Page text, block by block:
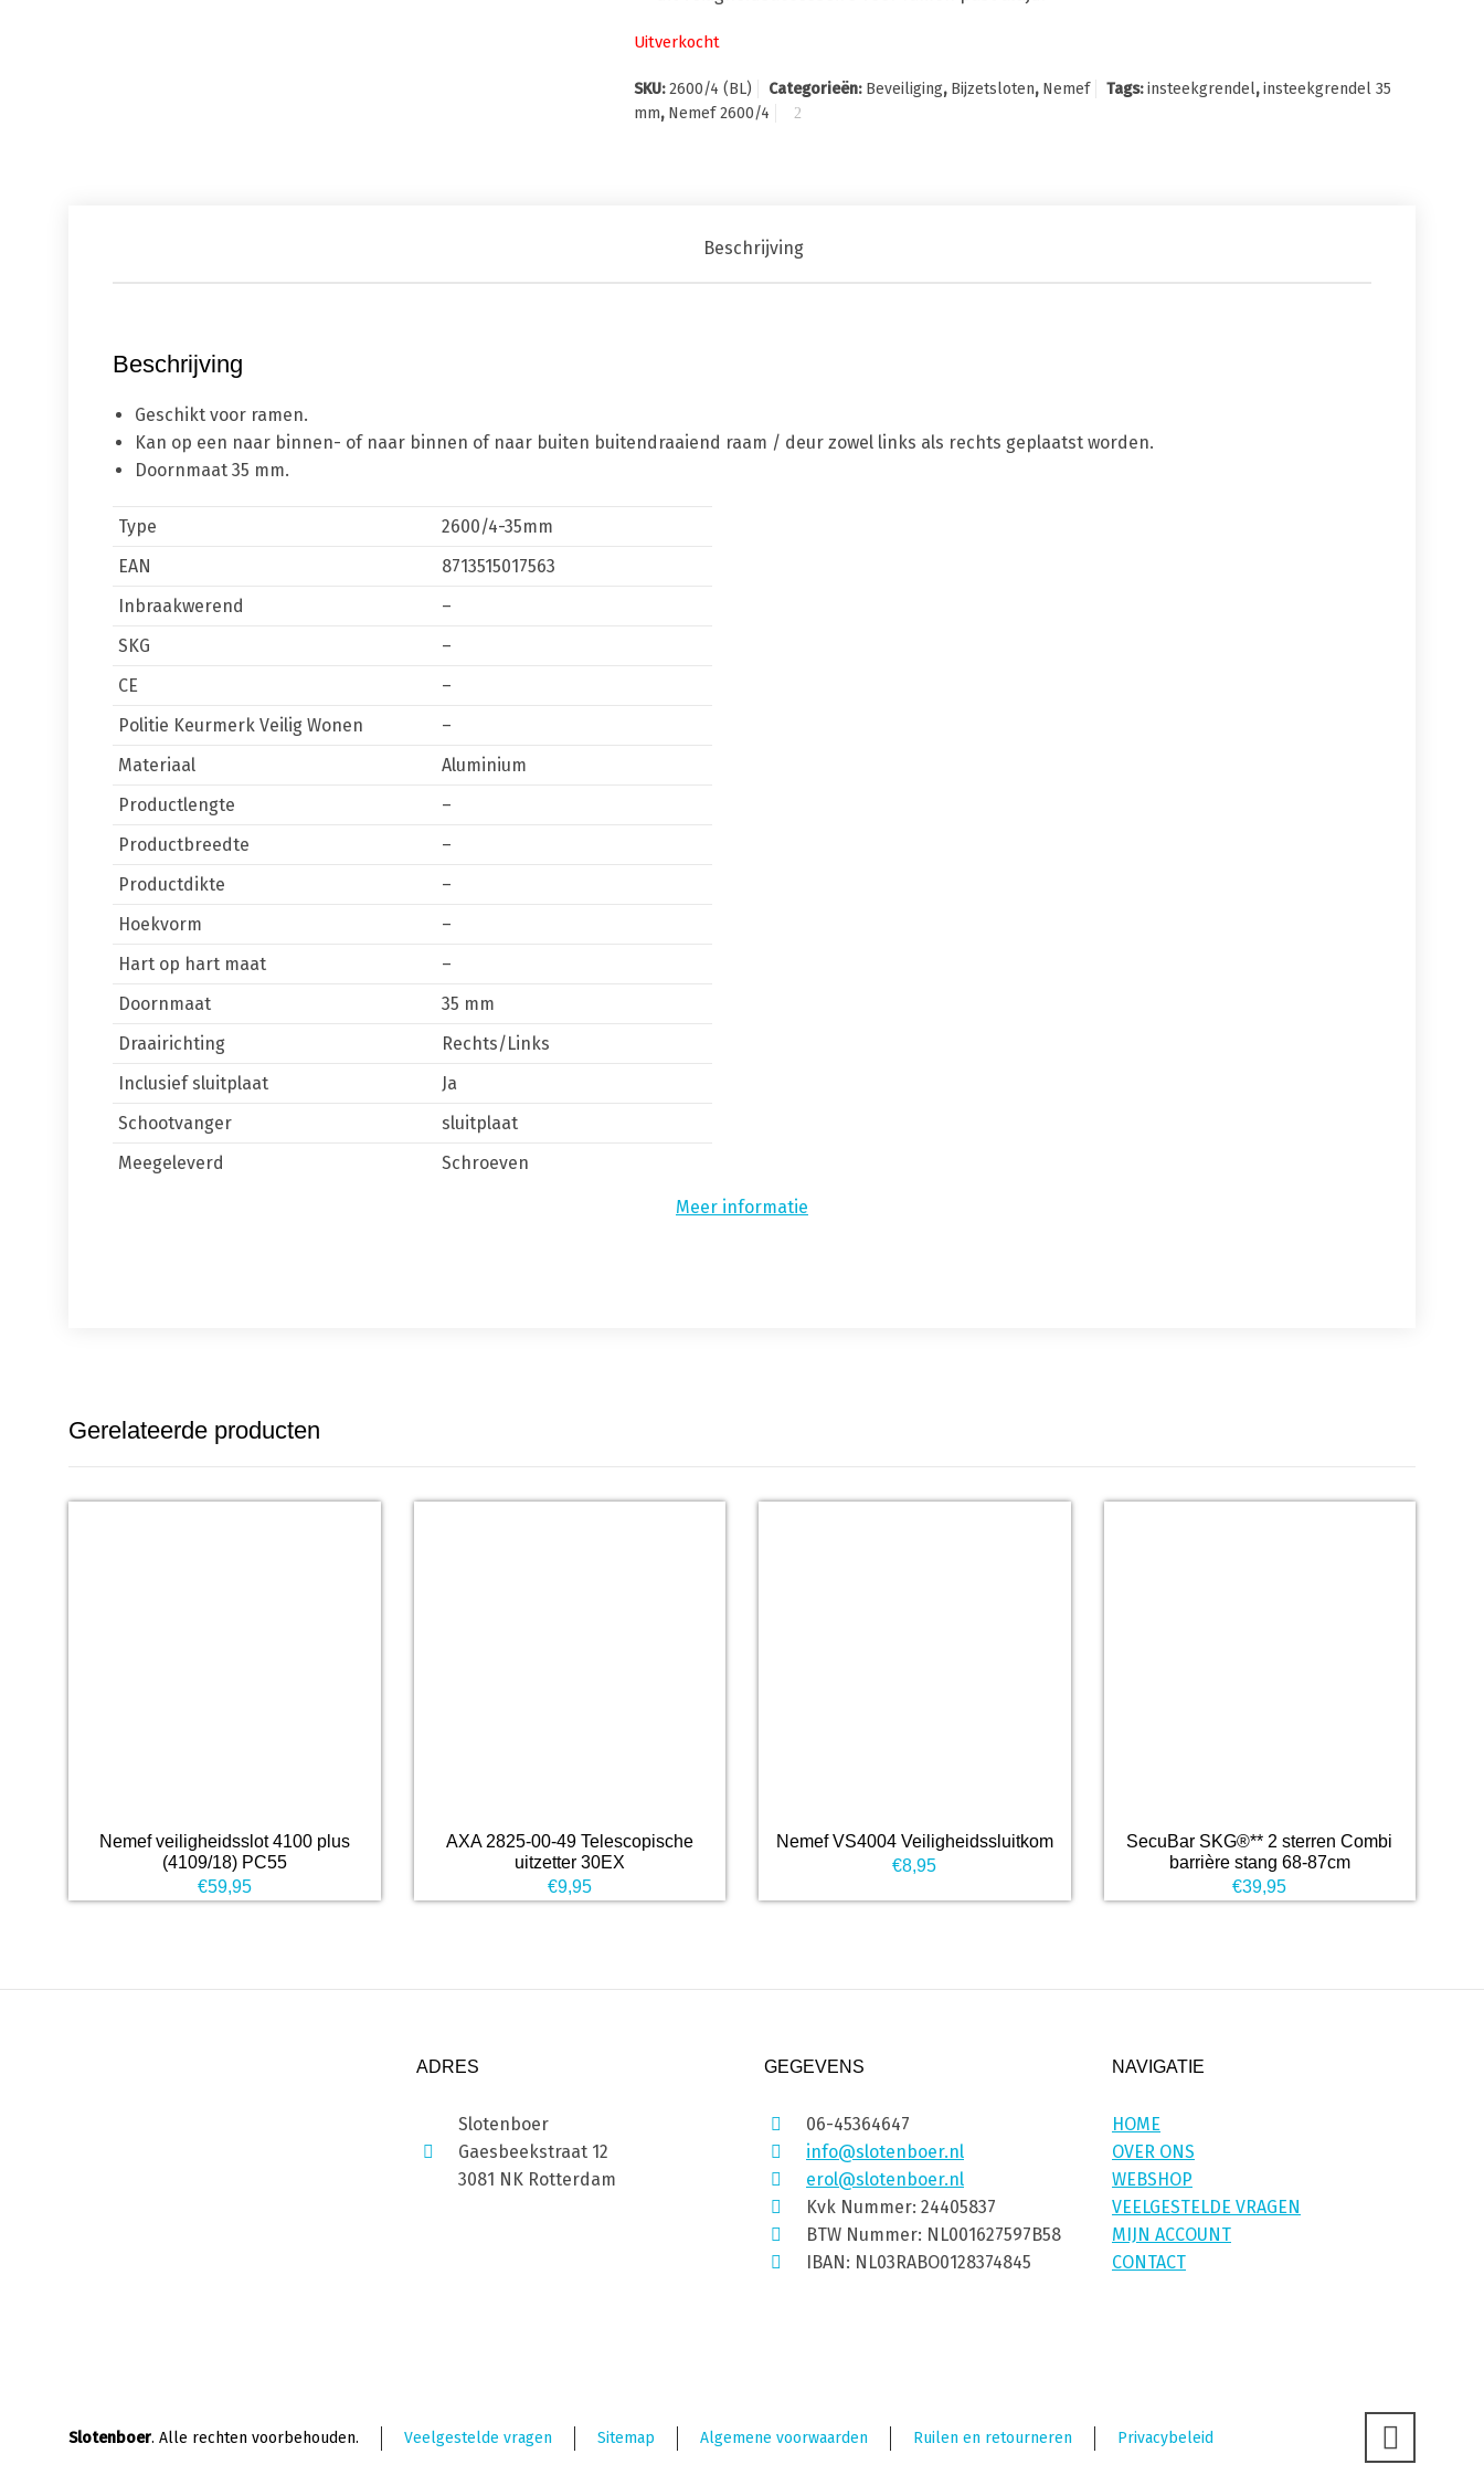
Uitverkocht
SKU:2600/4 (BL) Categorieën: Beveiliging, Bijzetsloten, Nemef Tags:insteekgrendel,insteekgrendel 35
mm, Nemef 2600/4
Beschrijving
Beschrijving
Geschikt voor ramen.
Kan op een naar binnen- of naar binnen of naar buiten buitendraaiend raam / deur zowel links als rechts geplaatst worden.
Doornmaat 35 mm.
Type
2600/4-35mm
EAN
8713515017563
Inbraakwerend
–
SKG
–
CE
–
Politie Keurmerk Veilig Wonen
–
Materiaal
Aluminium
Productlengte
–
Productbreedte
–
Productdikte
–
Hoekvorm
–
Hart op hart maat
–
Doornmaat
35 mm
Draairichting
Rechts/Links
Inclusief sluitplaat
Ja
Schootvanger
sluitplaat
Meegeleverd
Schroeven
Meer informatie
Gerelateerde producten
Nemef veiligheidsslot 4100 plus
(4109/18) PC55
€59,95
AXA 2825-00-49 Telescopische
uitzetter 30EX
€9,95
Nemef VS4004 Veiligheidssluitkom
€8,95
SecuBar SKG®** 2 sterren Combi
barrière stang 68-87cm
€39,95
ADRES
Slotenboer
Gaesbeekstraat 12
3081 NK Rotterdam
GEGEVENS
06-45364647
info@slotenboer.nl
erol@slotenboer.nl
Kvk Nummer: 24405837
BTW Nummer: NL001627597B58
IBAN: NL03RABO0128374845
NAVIGATIE
HOME
OVER ONS
WEBSHOP
VEELGESTELDE VRAGEN
MIJN ACCOUNT
CONTACT
Slotenboer. Alle rechten voorbehouden. Veelgestelde vragen Sitemap Algemene voorwaarden Ruilen en retourneren Privacybeleid